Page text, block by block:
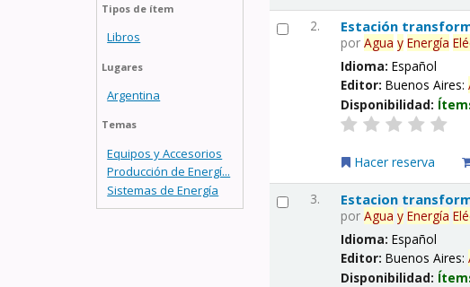
Tipos de ítem
Libros
Lugares
Argentina
Temas
Equipos y Accesorios
Producción de Energí...
Sistemas de Energía
2. Estación
porAgua y Energía
Idioma:Español
Editor:Buenos Aires:
Disponibilidad:
Hacer reserva
3. Estacion
porAgua y Energía
Idioma:Español
Editor:Buenos Aires:
Disponibilidad: